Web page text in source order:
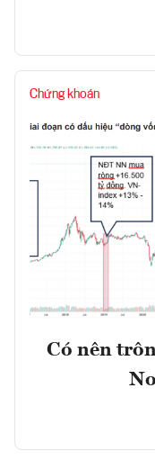
Chứng khoán
Có nên